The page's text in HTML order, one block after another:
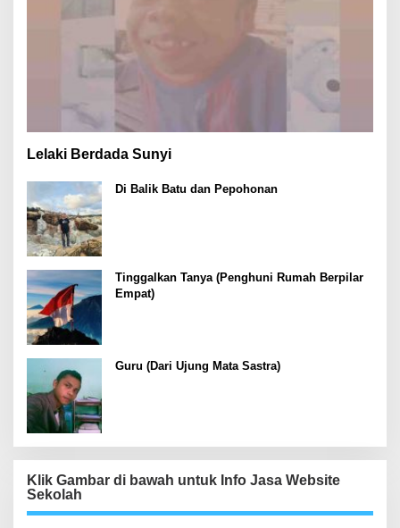
Lelaki Berdada Sunyi
Di Balik Batu dan Pepohonan
Tinggalkan Tanya (Penghuni Rumah Berpilar
Empat)
Guru (Dari Ujung Mata Sastra)
Klik Gambar di bawah untuk Info Jasa Website
Sekolah